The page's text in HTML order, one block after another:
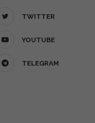
TWITTER
YOUTUBE
TELEGRAM